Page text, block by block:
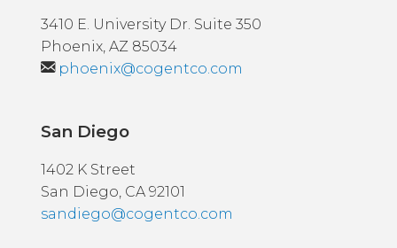
3410 E. University Dr. Suite 350
Phoenix, AZ 85034
phoenix@cogentco.com
San Diego
1402 K Street
San Diego, CA 92101
sandiego@cogentco.com